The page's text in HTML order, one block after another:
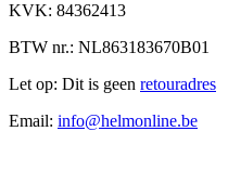
KVK: 84362413
BTW nr.: NL863183670B01
Let op: Dit is geen retouradres
Email: info@helmonline.be